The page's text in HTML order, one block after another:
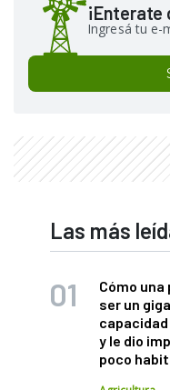
¡Enterate
Ingresá tu e-
Las más
Cómo una
ser un
y le dio
poco